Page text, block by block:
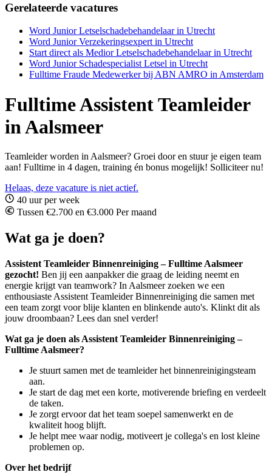
Gerelateerde vacatures
Word Junior Letselschadebehandelaar in Utrecht
Word Junior Verzekeringsexpert in Utrecht
Start direct als Medior Letselschadebehandelaar in Utrecht
Word Junior Schadespecialist Letsel in Utrecht
Fulltime Fraude Medewerker bij ABN AMRO in Amsterdam
Fulltime Assistent Teamleider
in Aalsmeer
Teamleider worden in Aalsmeer? Groei door en stuur je eigen team
aan! Fulltime in 4 dagen, training én bonus mogelijk! Solliciteer nu!
Helaas, deze vacature is niet actief.
40 uur per week
Tussen €2.700 en €3.000 Per maand
Wat ga je doen?
Assistent Teamleider Binnenreiniging – Fulltime Aalsmeer
gezocht! Ben jij een aanpakker die graag de leiding neemt en
energie krijgt van teamwork? In Aalsmeer zoeken we een
enthousiaste Assistent Teamleider Binnenreiniging die samen met
een team zorgt voor blije klanten en blinkende auto's. Klinkt dit als
jouw droombaan? Lees dan snel verder!
Wat ga je doen als Assistent Teamleider Binnenreiniging –
Fulltime Aalsmeer?
Je stuurt samen met de teamleider het binnenreinigingsteam
aan.
Je start de dag met een korte, motiverende briefing en verdeelt
de taken.
Je zorgt ervoor dat het team soepel samenwerkt en de
kwaliteit hoog blijft.
Je helpt mee waar nodig, motiveert je collega's en lost kleine
problemen op.
Over het bedrijf